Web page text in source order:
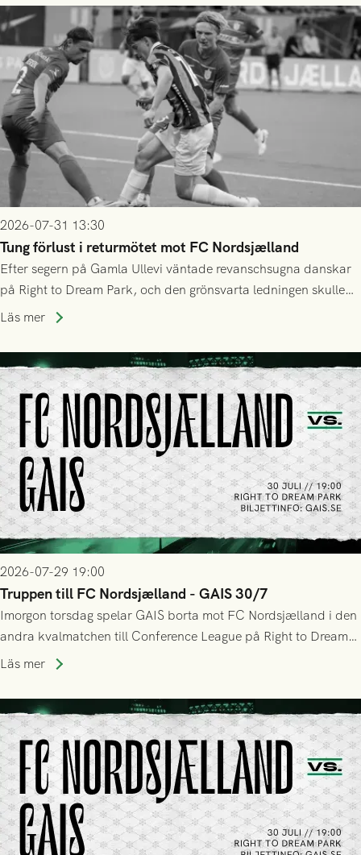
2026-07-31 13:30
Tung förlust i returmötet mot FC Nordsjælland
Efter segern på Gamla Ullevi väntade revanschsugna danskar
på Right to Dream Park, och den grönsvarta ledningen skulle
upphöra efter mindre än kvarten spelad. På lika mark visade
tennissiffror och det grönsvarta europaäventyret tog slut.
Läs mer
2026-07-29 19:00
Truppen till FC Nordsjælland - GAIS 30/7
Imorgon torsdag spelar GAIS borta mot FC Nordsjælland i den
andra kvalmatchen till Conference League på Right to Dream
Park! Fredrik Holmberg och ledarstaben har tagit ut följande
Läs mer